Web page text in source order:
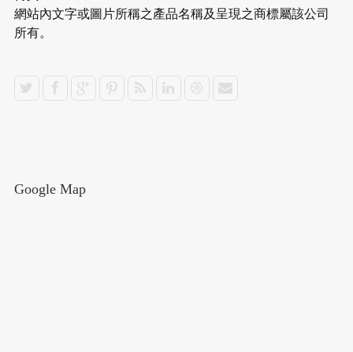
網站內文字或圖片所稱之產品名稱及呈現之商標屬該公司
所有。
Google Map